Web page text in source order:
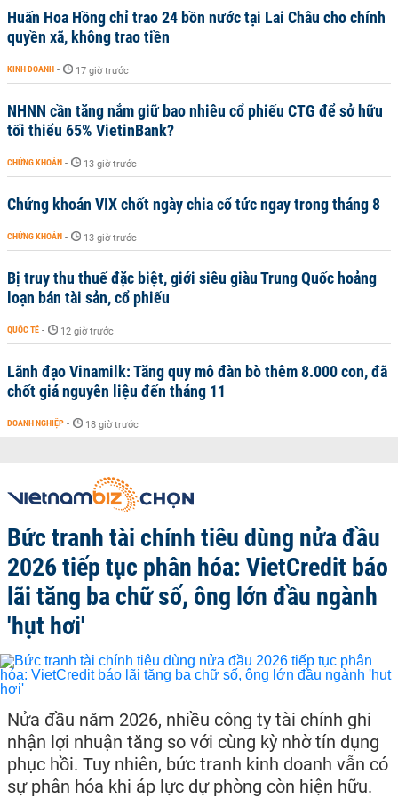
Huấn Hoa Hồng chỉ trao 24 bồn nước tại Lai Châu cho chính
quyền xã, không trao tiền
KINH DOANH - 17 giờ trước
NHNN cần tăng nắm giữ bao nhiêu cổ phiếu CTG để sở hữu
tối thiểu 65% VietinBank?
CHỨNG KHOÁN - 13 giờ trước
Chứng khoán VIX chốt ngày chia cổ tức ngay trong tháng 8
CHỨNG KHOÁN - 13 giờ trước
Bị truy thu thuế đặc biệt, giới siêu giàu Trung Quốc hoảng
loạn bán tài sản, cổ phiếu
QUỐC TẾ - 12 giờ trước
Lãnh đạo Vinamilk: Tăng quy mô đàn bò thêm 8.000 con, đã
chốt giá nguyên liệu đến tháng 11
DOANH NGHIỆP - 18 giờ trước
Bức tranh tài chính tiêu dùng nửa đầu
2026 tiếp tục phân hóa: VietCredit báo
lãi tăng ba chữ số, ông lớn đầu ngành
'hụt hơi'
Nửa đầu năm 2026, nhiều công ty tài chính ghi
nhận lợi nhuận tăng so với cùng kỳ nhờ tín dụng
phục hồi. Tuy nhiên, bức tranh kinh doanh vẫn có
sự phân hóa khi áp lực dự phòng còn hiện hữu.